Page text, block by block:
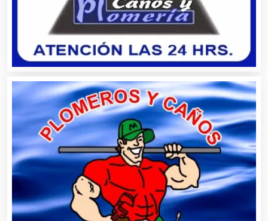
Asesores Técnicos
Asesoría Fiscal
Asilos
Asociaciones Civiles
Asociaciones Empresariales